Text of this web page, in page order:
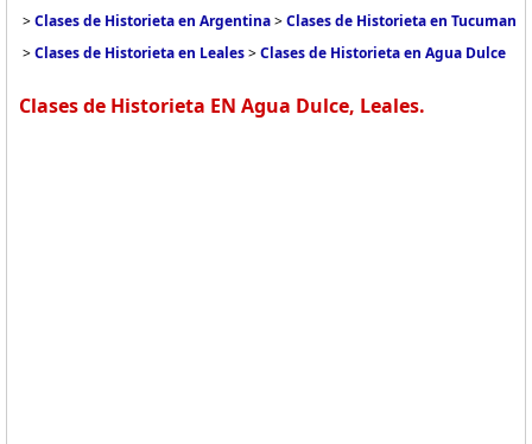
>Clases de Historieta en Argentina>Clases de Historieta en Tucuman
>Clases de Historieta en Leales>Clases de Historieta en Agua Dulce
Clases de Historieta EN Agua Dulce, Leales.